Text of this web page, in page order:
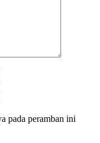
pada peramban ini